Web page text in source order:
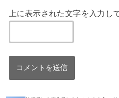
上に表示された文字を入力し